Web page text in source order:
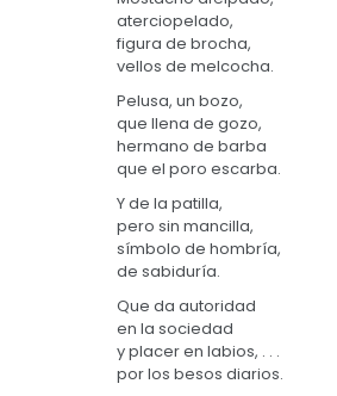
aterciopelado,
figura de brocha,
vellos de melcocha.
Pelusa, un bozo,
que llena de gozo,
hermano de barba
que el poro escarba.
Y de la patilla,
pero sin mancilla,
símbolo de hombría,
de sabiduría.
Que da autoridad
en la sociedad
y placer en labios, . . .
por los besos diarios.